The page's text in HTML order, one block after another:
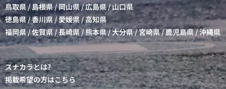
鳥取県 / 島根県/岡山県/広島県/山口県
徳島県/香川県/愛媛県 /高知県
福岡県 /佐賀県 /長崎県/熊本県/大分県/宮崎県/鹿児島県/沖縄県
スナカラとは?
掲載希望の方はこちら